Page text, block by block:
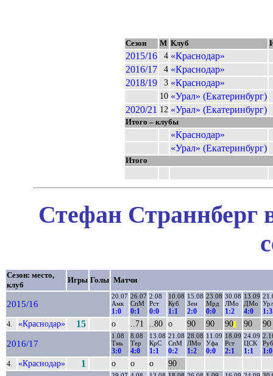
Сезон М Клуб
2015/16 4 «Краснодар»
2016/17
4 «Краснодар»
2018/19
3 «Краснодар»
10 «Урал» (Екатеринбург)
2020/21 12 «Урал» (Екатеринбург)
Итого – клубы
«Краснодар»
«Урал» (Екатеринбург)
Итого
Стефан Страннберг
Сезон: место,
клуб
Игры Голы Матчи
2015/16
20.07
Амк
1:0
26.07
СпМ
0:1
2.08
Рст
0:0
10.08
Куб
1:1
15.08
Зен
2:0
23.08
Мрд
0:0
30.08
ЛМо
1:2
13.09
ДМо
4:0
Урл
1:3
4. «Краснодар» 15 о ..71 ..80 о 90 90 90 90 90
2016/17
1.08
Тмь
3:0
8.08
Тер
4:0
13.08
КрС
1:1
21.08
СпМ
0:2
28.08
ЛМо
1:2
11.09
Уфа
0:0
18.09
Рст
2:1
24.09
ЦСК
1:1
Руб
1:0
4. «Краснодар» 1 о о о 90